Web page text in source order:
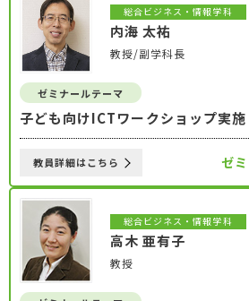
総合ビジネス・情報学科
内海 太祐
教授/副学科長
ゼミナールテーマ
子ども向けICTワークショップ実施
ゼ
教員詳細はこちら
総合ビジネス・情報学科
高木 亜有子
教授